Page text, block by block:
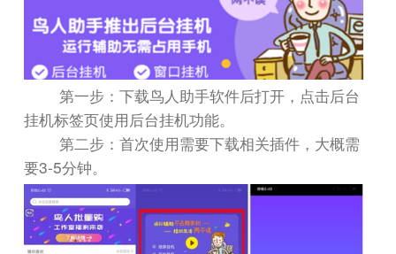
第一步：下载鸟人助手软件后打开，点击后台
挂机标签页使用后台挂机功能。
第二步：首次使用需要下载相关插件，大概需
要3-5分钟。